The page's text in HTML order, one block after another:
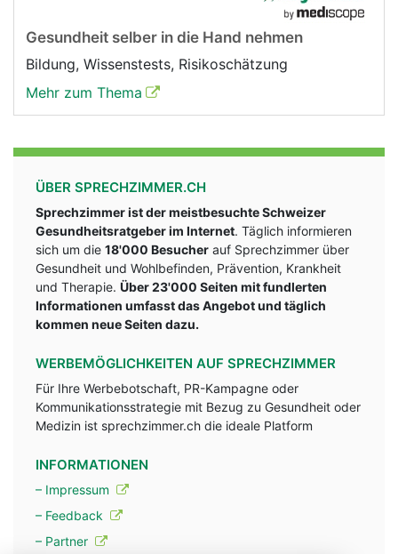
Gesundheit selber in die Hand nehmen
Bildung, Wissenstests, Risikoschätzung
Mehr zum Thema
ÜBER SPRECHZIMMER.CH
Sprechzimmer ist der meistbesuchte Schweizer
Gesundheitsratgeber im Internet. Täglich informieren
sich um die 18'000 Besucher auf Sprechzimmer über
Gesundheit und Wohlbefinden, Prävention, Krankheit
und Therapie. Über 23'000 Seiten mit fundlerten
Informationen umfasst das Angebot und täglich
kommen neue Seiten dazu.
WERBEMÖGLICHKEITEN AUF SPRECHZIMMER
Für Ihre Werbebotschaft, PR-Kampagne oder
Kommunikationsstrategie mit Bezug zu Gesundheit oder
Medizin ist sprechzimmer.ch die ideale Platform
INFORMATIONEN
– Impressum
– Feedback
– Partner